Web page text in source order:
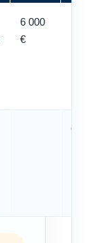
6 000
€
6 000 €